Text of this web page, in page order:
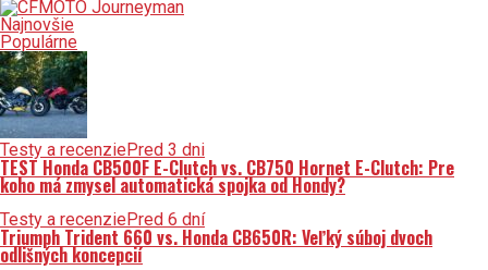
Najnovšie
Populárne
Testy a recenziePred 3 dni
TEST Honda CB500F E-Clutch vs. CB750 Hornet E-Clutch: Pre
koho má zmysel automatická spojka od Hondy?
Testy a recenziePred 6 dní
Triumph Trident 660 vs. Honda CB650R: Veľký súboj dvoch
odlišných koncepcií